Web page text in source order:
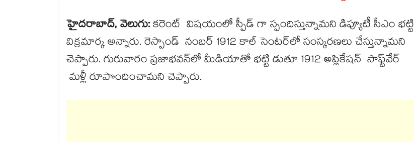
హైదరాబాద్, వెలుగు:కరెంట్ విషయంలో స్పీడ్ గా స్పందిస్తున్నామని డిప్యూటీ సీఎం భట్టి
విక్రమార్క అన్నారు. రెస్పాండ్ నంబర్ 1912 కాల్ సెంటర్‌‌లో సంస్కరణలు చేస్తున్నామని
చెప్పారు. గురువారం ప్రజాభవన్​లో మీడియాతో భట్టి డుతూ 1912 అప్లికేషన్ సాఫ్ట్‌‌వేర్
మళ్లీ రూపొందించామని చెప్పారు.